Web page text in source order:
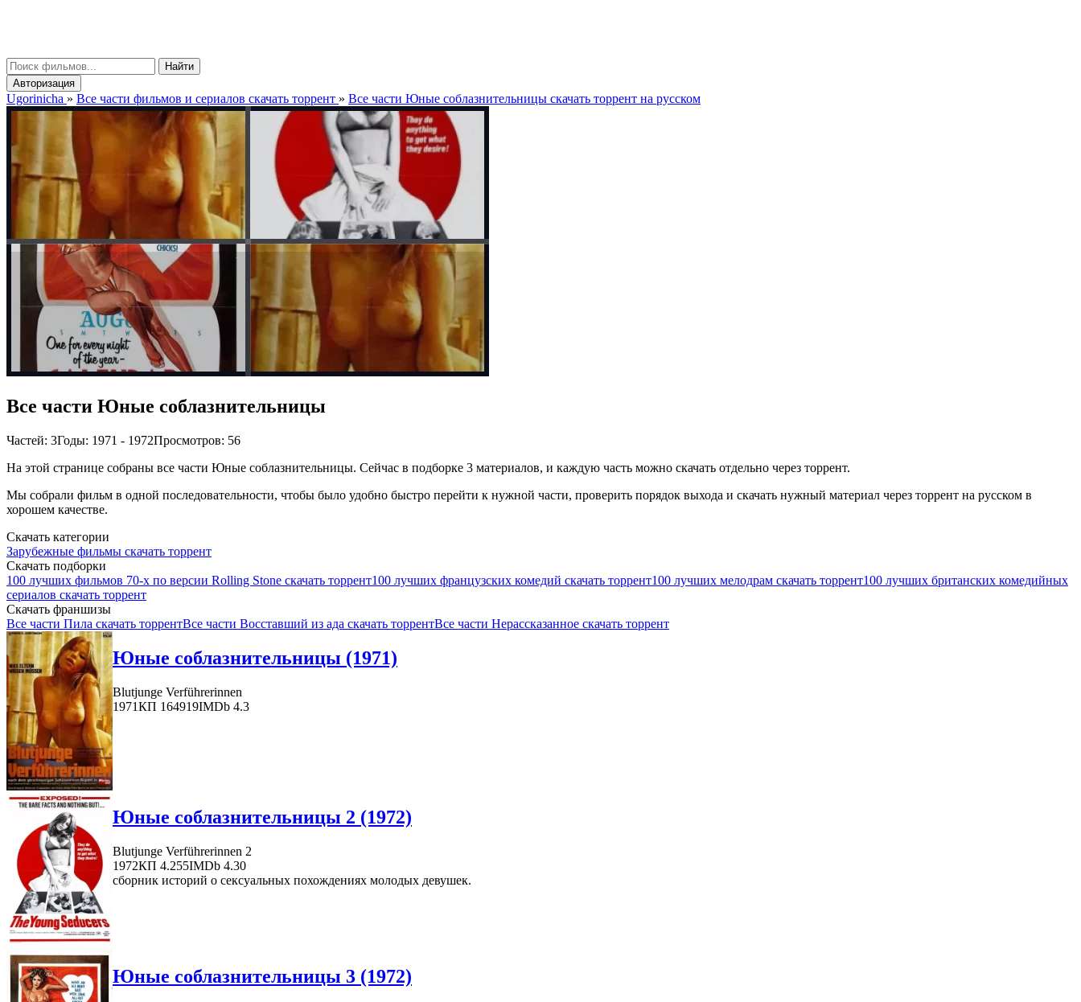
Найти
Авторизация
Ugorinicha » Все части фильмов и сериалов скачать торрент » Все части Юные соблазнительницы скачать торрент на русском
Все части Юные соблазнительницы
Частей: 3Годы: 1971 - 1972Просмотров: 56
На этой странице собраны все части Юные соблазнительницы. Сейчас в подборке 3 материалов, и каждую часть можно скачать отдельно через торрент.
Мы собрали фильм в одной последовательности, чтобы было удобно быстро перейти к нужной части, проверить порядок выхода и скачать нужный материал через торрент на русском в
хорошем качестве.
Скачать категории
Зарубежные фильмы скачать торрент
Скачать подборки
100 лучших фильмов 70-х по версии Rolling Stone скачать торрент100 лучших французских комедий скачать торрент100 лучших мелодрам скачать торрент100 лучших британских комедийных
сериалов скачать торрент
Скачать франшизы
Все части Пила скачать торрентВсе части Восставший из ада скачать торрентВсе части Нерассказанное скачать торрент
Юные соблазнительницы (1971)
Blutjunge Verführerinnen
1971КП 164919IMDb 4.3
Юные соблазнительницы 2 (1972)
Blutjunge Verführerinnen 2
1972КП 4.255IMDb 4.30
сборник историй о сексуальных похождениях молодых девушек.
Юные соблазнительницы 3 (1972)